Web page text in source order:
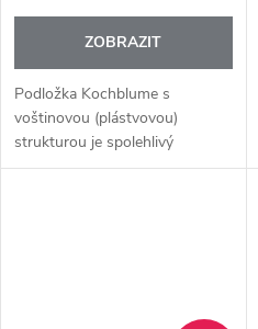
ZOBRAZIT
Podložka Kochblume s
voštinovou (plástvovou)
strukturou je spolehlivý
ochránce vašich rukou i